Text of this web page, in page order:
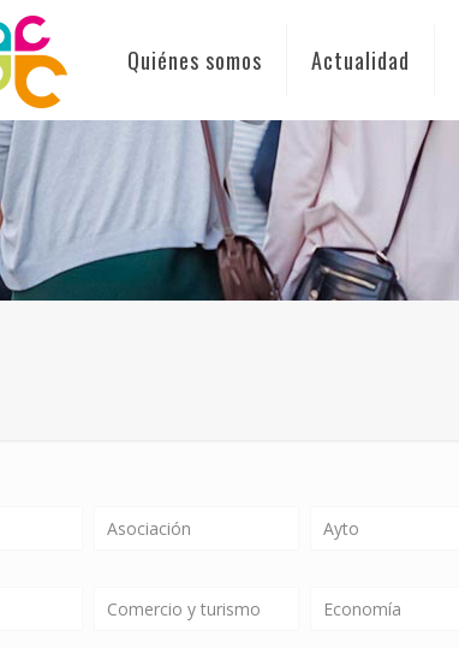
Quiénes somos Actualidad
Asociación Ayto
Comercio y turismo Economía